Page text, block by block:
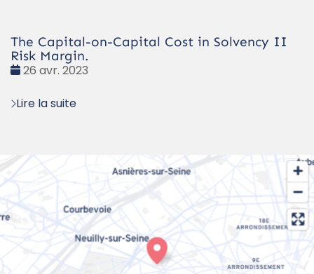
The Capital-on-Capital Cost in Solvency II
Risk Margin.
Date
26 avr. 2023
Lire la suite